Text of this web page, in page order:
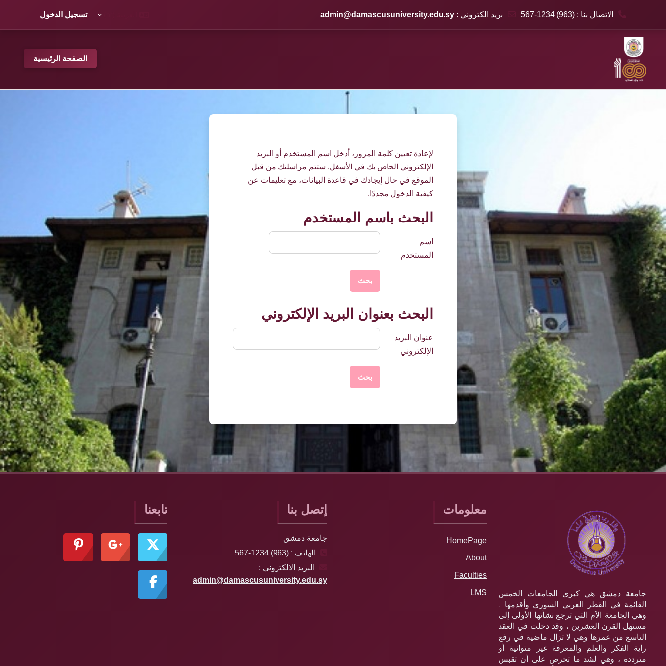
تخطى إلى المحتوى الرئيسي
الاتصال بنا : (963) 1234-567 بريد الكتروني : admin@damascusuniversity.edu.sy تسجيل الدخول
الصفحة الرئيسية
لإعادة تعيين كلمة المرور، أدخل اسم المستخدم أو البريد
الإلكتروني الخاص بك في الأسفل. ستتم مراسلتك من قبل
الموقع في حال إيجادك في قاعدة البيانات، مع تعليمات عن
كيفية الدخول مجددًا.
البحث باسم المستخدم
البحث باسم المستخدم
اسم
المستخدم
البحث بعنوان البريد الإلكتروني
البحث بعنوان البريد الإلكتروني
عنوان البريد
الإلكتروني
جامعة دمشق هي كبرى الجامعات الخمس
القائمة في القطر العربي السوري وأقدمها ،
وهي الجامعة الأم التي ترجع نشأتها الأولى إلى
مستهل القرن العشرين ، وقد دخلت في العقد
التاسع من عمرها وهي لا تزال ماضية في رفع
راية الفكر والعلم والمعرفة غير متوانية أو
مترددة ، وهي لشد ما تحرص على أن تقبس
معلومات
HomePage
About
Faculties
LMS
إتصل بنا
جامعة دمشق
الهاتف : (963) 1234-567
البريد الالكتروني :
admin@damascusuniversity.edu.sy
تابعنا